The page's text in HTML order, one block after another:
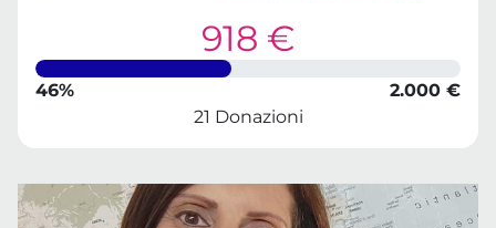
918 €
46%
2.000 €
21 Donazioni